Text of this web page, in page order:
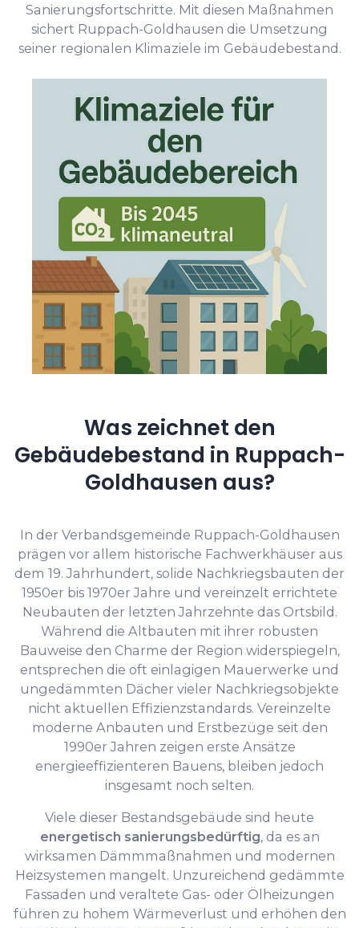
Sanierungsfortschritte. Mit diesen Maßnahmen
sichert Ruppach-Goldhausen die Umsetzung
seiner regionalen Klimaziele im Gebäudebestand.
Was zeichnet den
Gebäudebestand in Ruppach-
Goldhausen aus?
In der Verbandsgemeinde Ruppach-Goldhausen
prägen vor allem historische Fachwerkhäuser aus
dem 19. Jahrhundert, solide Nachkriegsbauten der
1950er bis 1970er Jahre und vereinzelt errichtete
Neubauten der letzten Jahrzehnte das Ortsbild.
Während die Altbauten mit ihrer robusten
Bauweise den Charme der Region widerspiegeln,
entsprechen die oft einlagigen Mauerwerke und
ungedämmten Dächer vieler Nachkriegsobjekte
nicht aktuellen Effizienzstandards. Vereinzelte
moderne Anbauten und Erstbezüge seit den
1990er Jahren zeigen erste Ansätze
energieeffizienteren Bauens, bleiben jedoch
insgesamt noch selten.
Viele dieser Bestandsgebäude sind heute
energetisch sanierungsbedürftig, da es an
wirksamen Dämmmaßnahmen und modernen
Heizsystemen mangelt. Unzureichend gedämmte
Fassaden und veraltete Gas- oder Ölheizungen
führen zu hohem Wärmeverlust und erhöhen den